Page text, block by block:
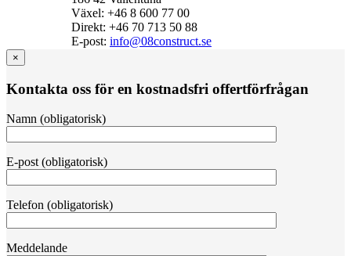
Växel: +46 8 600 77 00
Direkt: +46 70 713 50 88
E‑post: info@08construct.se
×
Kontakta oss för en kostnadsfri offertförfrågan
Namn (obligatorisk)
E-post (obligatorisk)
Telefon (obligatorisk)
Meddelande